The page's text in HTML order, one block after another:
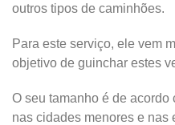
outros tipos de caminhões.
Para este serviço, ele vem
objetivo de guinchar estes
O seu tamanho é de
nas cidades menores e nas